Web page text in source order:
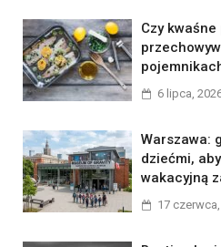
Czy
6 lipca,
Warszawa:
dziećmi,
wakacyjną
17